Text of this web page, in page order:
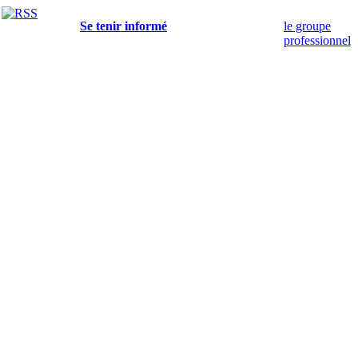
le groupe
professionnel
Se tenir informé